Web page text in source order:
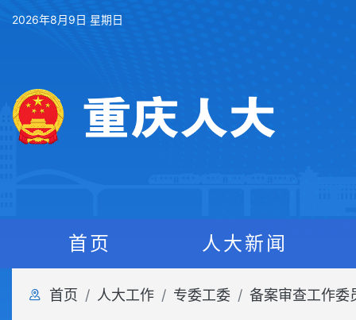
2026年8月9日 星期日
首页 人大新闻
首页 人大工作 专委工委 备案审查工作委